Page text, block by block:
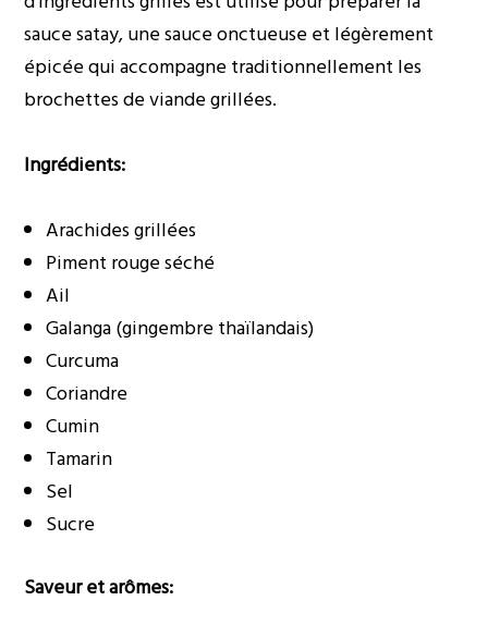
sauce satay, une sauce onctueuse et légèrement
épicée qui accompagne traditionnellement les
brochettes de viande grillées.
Ingrédients:
Arachides grillées
Piment rouge séché
Ail
Galanga (gingembre thaïlandais)
Curcuma
Coriandre
Cumin
Tamarin
Sel
Sucre
Saveur et arômes: